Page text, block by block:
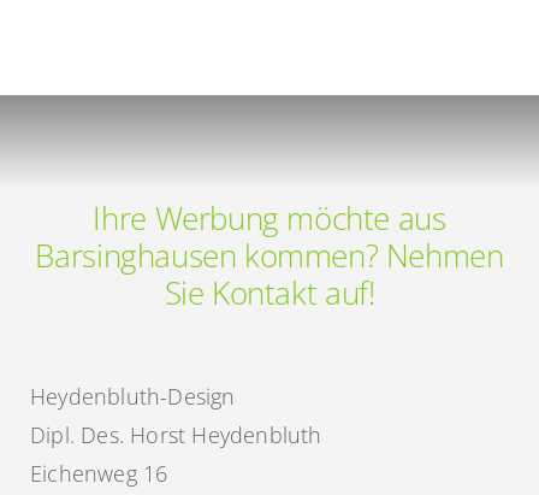
Ihre Werbung möchte aus
Barsinghausen kommen? Nehmen
Sie Kontakt auf!
Heydenbluth-Design
Dipl. Des. Horst Heydenbluth
Eichenweg 16